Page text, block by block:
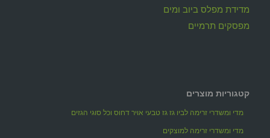
מדידת מפלס ביוב ומים
מפסקים תרמיים
קטגוריות מוצרים
מדי ומשדרי זרימה לביו גז גז טבעי אויר דחוס וכל סוגי הגזים
מדי ומשדרי זרימה למוצקים